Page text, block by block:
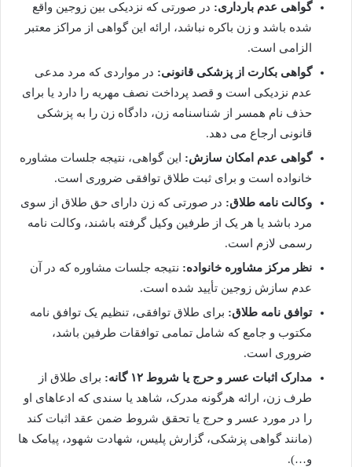
گواهی عدم بارداری: در صورتی که نزدیکی بین زوجین واقع
شده باشد و زن باکره نباشد، ارائه این گواهی از مراکز معتبر
الزامی است.
گواهی بکارت از پزشکی قانونی: در مواردی که مرد مدعی
عدم نزدیکی است و قصد پرداخت نصف مهریه را دارد یا برای
حذف نام همسر از شناسنامه زن، دادگاه زن را به پزشکی
قانونی ارجاع می دهد.
گواهی عدم امکان سازش: این گواهی، نتیجه جلسات مشاوره
خانواده است و برای ثبت طلاق توافقی ضروری است.
وکالت نامه طلاق: در صورتی که زن دارای حق طلاق از سوی
مرد باشد یا هر یک از طرفین وکیل گرفته باشند، وکالت نامه
رسمی لازم است.
نظر مرکز مشاوره خانواده: نتیجه جلسات مشاوره که در آن
عدم سازش زوجین تأیید شده است.
توافق نامه طلاق: برای طلاق توافقی، تنظیم یک توافق نامه
مکتوب و جامع که شامل تمامی توافقات طرفین باشد،
ضروری است.
مدارک اثبات عسر و حرج یا شروط ۱۲ گانه:
برای طلاق از
طرف زن، ارائه هرگونه مدرک، شاهد یا سندی که ادعاهای او
را در مورد عسر و حرج یا تحقق شروط ضمن عقد اثبات کند
(مانند گواهی پزشکی، گزارش پلیس، شهادت شهود، پیامک ها
و…).